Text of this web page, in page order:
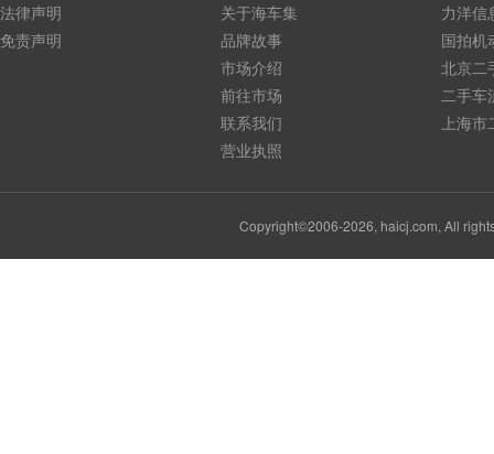
法律声明
免责声明
关于海车集
品牌故事
市场介绍
前往市场
联系我们
营业执照
力洋信
国拍机
北京二
二手车
上海
Copyright©2006-2026, haicj.com, All